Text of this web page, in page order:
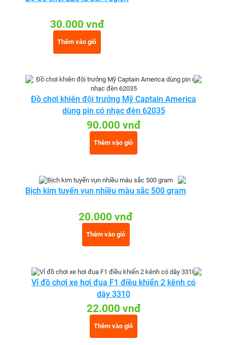
30.000 vnđ
Thêm vào giỏ
Đồ chơi khiên đội trưởng Mỹ Captain America
dùng pin có nhạc đèn 62035
90.000 vnđ
Thêm vào giỏ
Bịch kim tuyến vụn nhiều màu sắc 500 gram
20.000 vnđ
Thêm vào giỏ
Vỉ đồ chơi xe hơi đua F1 điều khiển 2 kênh có
dây 3310
22.000 vnđ
Thêm vào giỏ